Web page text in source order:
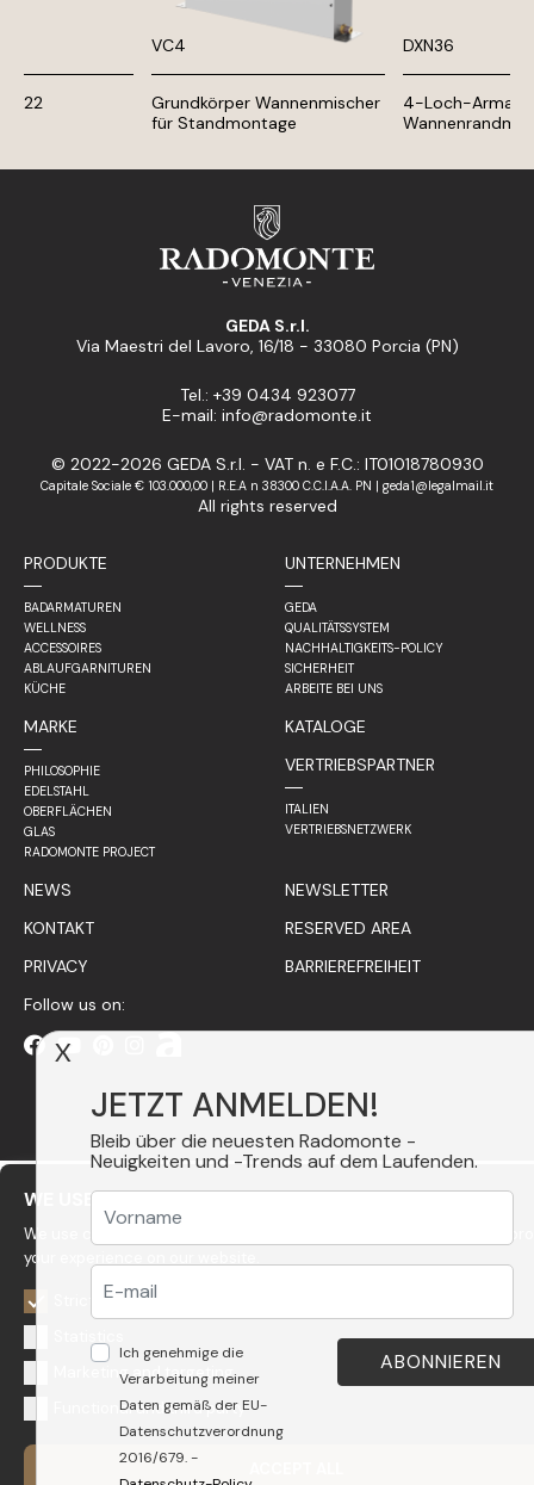
VC4
Grundkörper Wannenmischer
für Standmontage
DXN36
4-Loch-
GEDA S.r.l.
Via Maestri del Lavoro, 16/18 - 33080 Porcia (PN)
Tel.: +39 0434 923077
E-mail: info@radomonte.it
© 2022-2026 GEDA S.r.l. - VAT n. e F.C.: IT01018780930
Capitale Sociale € 103.000,00 | R.E.A n 38300 C.C.I.A.A. PN | geda1@legalmail.it
All rights reserved
PRODUKTE
BADARMATUREN
WELLNESS
ACCESSOIRES
ABLAUFGARNITUREN
KÜCHE
MARKE
PHILOSOPHIE
EDELSTAHL
OBERFLÄCHEN
GLAS
RADOMONTE PROJECT
UNTERNEHMEN
GEDA
QUALITÄTSSYSTEM
NACHHALTIGKEITS-POLICY
SICHERHEIT
ARBEITE BEI UNS
KATALOGE
VERTRIEBSPARTNER
ITALIEN
VERTRIEBSNETZWERK
NEWS
NEWSLETTER
KONTAKT
RESERVED AREA
PRIVACY
BARRIEREFREIHEIT
Follow us on:
X
JETZT ANMELDEN!
Bleib über die neuesten Radomonte -
Neuigkeiten und -Trends auf dem Laufenden.
Ich genehmige die
Verarbeitung meiner
Daten gemäß der EU-
Datenschutzverordnung
2016/679. -
WE USE COOKIES
We use cookies to personalize content, to get statistics and to
your experience on our website.
Strictly necessary
Marketing and targeting
Functional and third party